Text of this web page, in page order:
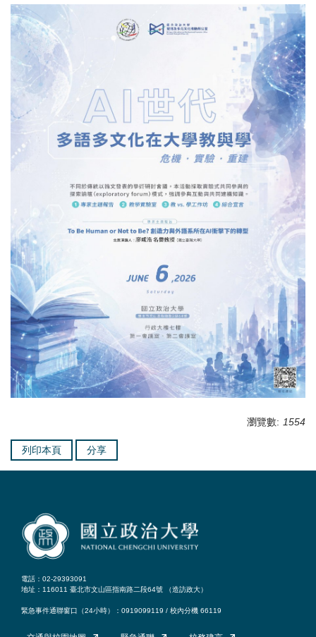
瀏覽數: 1554
列印本頁 分享
電話：02-29393091
地址：116011 臺北市文山區指南路二段64號 （造訪政大）
緊急事件通聯窗口（24小時）：0919099119 / 校內分機 66119